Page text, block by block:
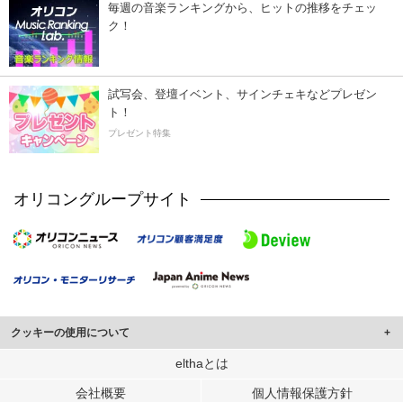
毎週の音楽ランキングから、ヒットの推移をチェッ
ク！
試写会、登壇イベント、サインチェキなどプレゼン
ト！
プレゼント特集
オリコングループサイト
クッキーの使用について
このサイトでは Cookie を使用して、ユーザーに合わせたコンテンツや広告の
行っています。
elthaとは
会社概要 個人情報保護方針